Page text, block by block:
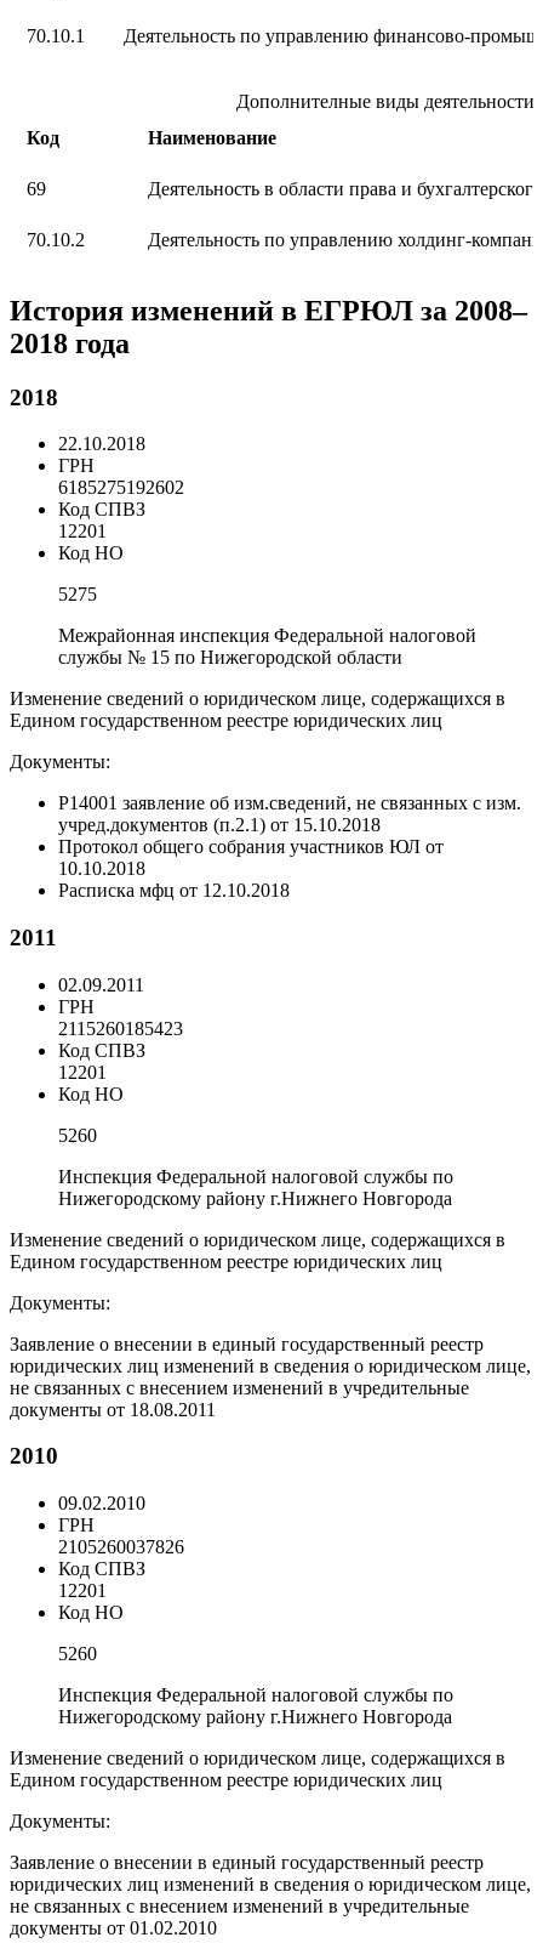
70.10.1 Деятельность по управлению финансово-
Дополнителные виды деятельности
Код
Наименование
69 Деятельность в области права и
70.10.2 Деятельность по управлению холдинг-
История изменений в ЕГРЮЛ за 2008–
2018 года
2018
22.10.2018
ГРН
6185275192602
Код СПВЗ
12201
Код НО
5275
Межрайонная инспекция Федеральной налоговой
службы № 15 по Нижегородской области
Изменение сведений о юридическом лице, содержащихся в
Едином государственном реестре юридических лиц
Документы:
Р14001 заявление об изм.сведений, не связанных с изм.
учред.документов (п.2.1) от 15.10.2018
Протокол общего собрания участников ЮЛ от
10.10.2018
Расписка мфц от 12.10.2018
2011
02.09.2011
ГРН
2115260185423
Код СПВЗ
12201
Код НО
5260
Инспекция Федеральной налоговой службы по
Нижегородскому району г.Нижнего Новгорода
Изменение сведений о юридическом лице, содержащихся в
Едином государственном реестре юридических лиц
Документы:
Заявление о внесении в единый государственный реестр
юридических лиц изменений в сведения о юридическом лице,
не связанных с внесением изменений в учредительные
документы от 18.08.2011
2010
09.02.2010
ГРН
2105260037826
Код СПВЗ
12201
Код НО
5260
Инспекция Федеральной налоговой службы по
Нижегородскому району г.Нижнего Новгорода
Изменение сведений о юридическом лице, содержащихся в
Едином государственном реестре юридических лиц
Документы:
Заявление о внесении в единый государственный реестр
юридических лиц изменений в сведения о юридическом лице,
не связанных с внесением изменений в учредительные
документы от 01.02.2010